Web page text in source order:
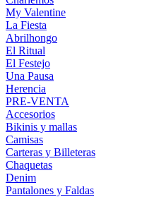
My Valentine
La Fiesta
Abrilhongo
El Ritual
El Festejo
Una Pausa
Herencia
PRE-VENTA
Accesorios
Bikinis y mallas
Camisas
Carteras y Billeteras
Chaquetas
Denim
Pantalones y Faldas